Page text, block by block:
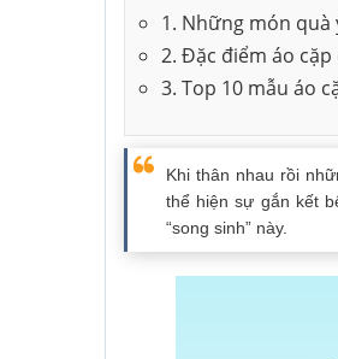
1. Những món
2. Đặc điểm áo
3. Top 10 mẫu áo
Khi thân nhau rồi
thể hiện sự gắn kết
“song sinh” này.